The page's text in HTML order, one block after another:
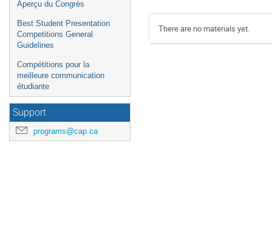
Aperçu du Congrès
Best Student Presentation
Competitions General
Guidelines
Compétitions pour la
meilleure communication
étudiante
Support
programs@cap.ca
There are no materials yet.